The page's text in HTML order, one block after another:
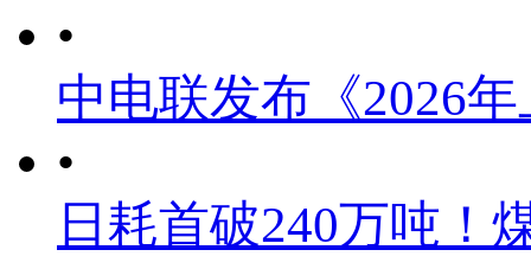
•
中电联发布《2026
•
日耗首破240万吨！